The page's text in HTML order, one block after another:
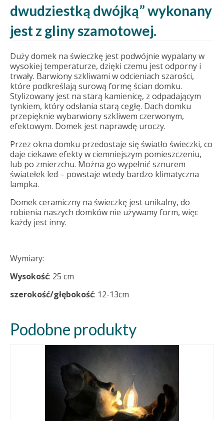
dwudziestką dwójką” wykonany
jest z gliny szamotowej.
Duży domek na świeczkę jest podwójnie wypalany w
wysokiej temperaturze, dzięki czemu jest odporny i
trwały. Barwiony szkliwami w odcieniach szarości,
które podkreślają surową formę ścian domku.
Stylizowany jest na starą kamienicę, z odpadającym
tynkiem, który odsłania starą cegłę. Dach domku
przepięknie wybarwiony szkliwem czerwonym,
efektowym. Domek jest naprawdę uroczy.
Przez okna domku przedostaje się światło świeczki, co
daje ciekawe efekty w ciemniejszym pomieszczeniu,
lub po zmierzchu. Można go wypełnić sznurem
światełek led – powstaje wtedy bardzo klimatyczna
lampka.
Domek ceramiczny na świeczkę jest unikalny, do
robienia naszych domków nie używamy form, więc
każdy jest inny.
Wymiary:
Wysokość: 25 cm
szerokość/głębokość: 12-13cm
Podobne produkty